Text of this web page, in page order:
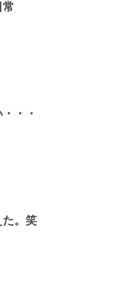
常
・・
た。笑